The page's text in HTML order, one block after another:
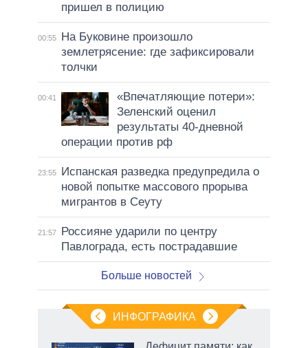
пришел в полицию
00:55
На Буковине произошло
землетрясение: где зафиксировали
толчки
00:41
«Впечатляющие потери»:
Зеленский оценил
результаты 40-дневной
операции против рф
23:55
Испанская разведка предупредила о
новой попытке массового прорыва
мигрантов в Сеуту
21:57
Россияне ударили по центру
Павлограда, есть пострадавшие
Больше новостей
ИНФОГРАФИКА